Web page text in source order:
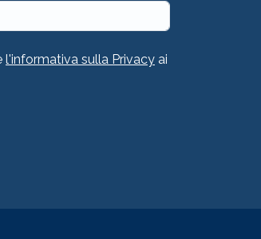
l'informativa sulla Privacy ai